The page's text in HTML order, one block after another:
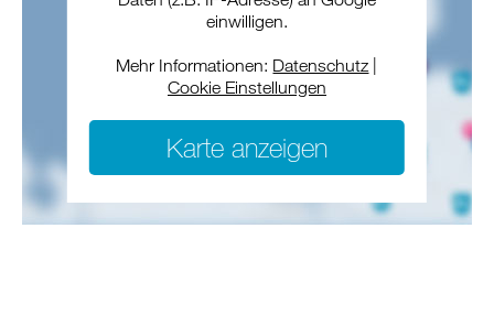
einwilligen.
Mehr Informationen: Datenschutz
Cookie Einstellungen
Karte anzeigen